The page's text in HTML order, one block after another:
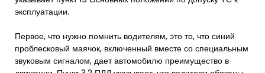
эксплуатации.
Первое, что нужно помнить водителям, это то, что синий
проблесковый маячок, включенный вместе со специальным
звуковым сигналом, дает автомобилю преимущество в